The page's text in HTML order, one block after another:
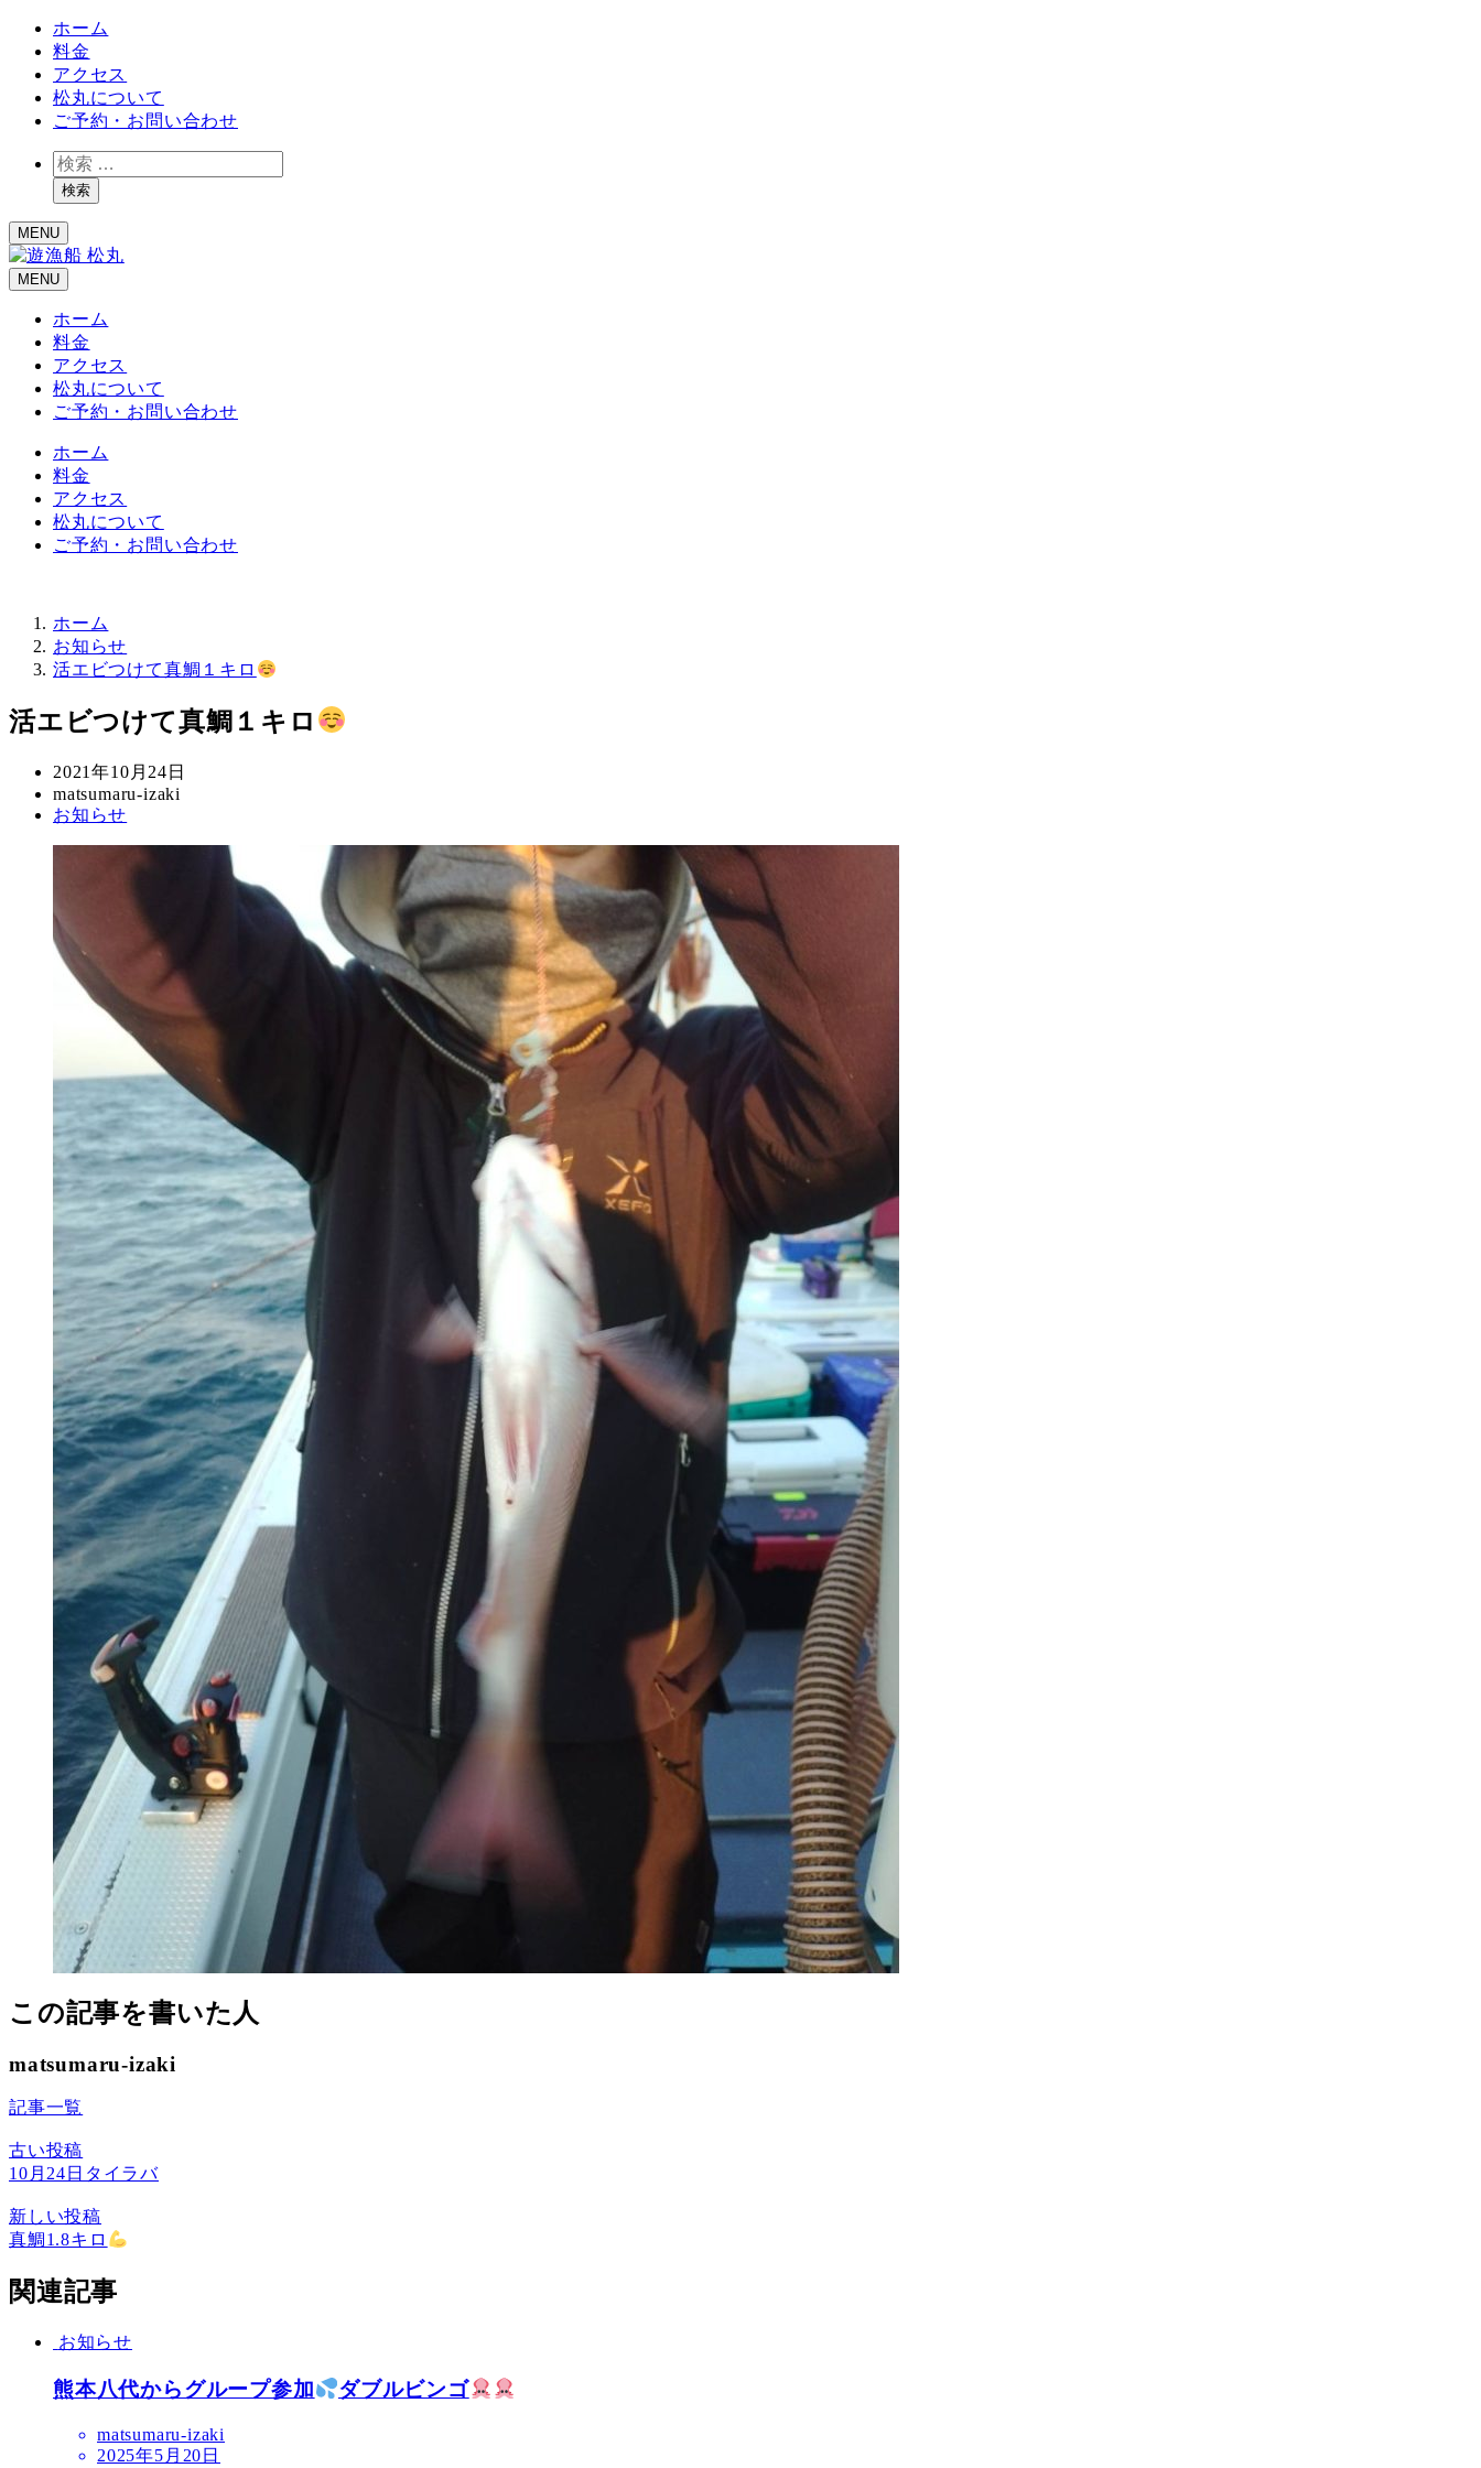
ホーム
料金
アクセス
松丸について
ご予約・お問い合わせ
検
索検索
MENU
MENU
ホーム
料金
アクセス
松丸について
ご予約・お問い合わせ
ホーム
料金
アクセス
松丸について
ご予約・お問い合わせ
ホーム
お知らせ
活エビつけて真鯛１キロ
活エビつけて真鯛１キロ
投
稿
日
2021年10月24日
著
者
matsumaru-izaki
カ
お知らせ
この記事を書いた人
matsumaru-izaki
記事一覧
古い投稿
10月24日タイラバ
新しい投稿
真鯛1.8キロ
関連記事
お知らせ
熊本八代からグループ参加 ダブルビンゴ
matsumaru-izaki
2025年5月20日